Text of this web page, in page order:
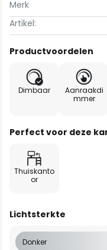
Merk
Artikel:
Productvoordelen
Dimbaar
Aanraakdi
mmer
Perfect voor deze
Thuiskanto
or
Lichtsterkte
Donker